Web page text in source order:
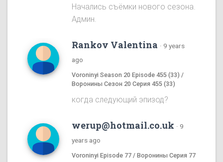
Начались съёмки нового сезона.
Админ.
Rankov Valentina · 9 years
ago
Voroninyi Season 20 Episode 455 (33) /
Воронины Сезон 20 Серия 455 (33)
когда следующий эпизод?
werup@hotmail.co.uk · 9
years ago
Voroninyi Episode 77 / Воронины Серия 77